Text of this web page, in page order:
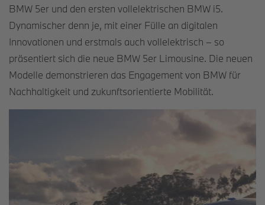
BMW 5er und den ersten vollelektrischen BMW i5.
Dynamischer denn je, mit einer Fülle an digitalen
Innovationen und erstmals auch vollelektrisch – so
präsentiert sich die neue BMW 5er Limousine. Die neuen
Modelle demonstrieren das Engagement von BMW für
Nachhaltigkeit und zukunftsorientierte Mobilität.